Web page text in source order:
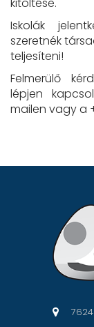
Iskolák
szeretnék
teljesíteni!
Felmerülő
lépjen
mailen vagy a